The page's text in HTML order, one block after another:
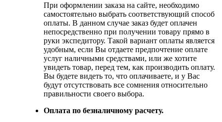
При оформлении заказа на сайте, необходимо
самостоятельно выбрать соответствующий способ
оплаты. В данном случае заказ будет оплачен
непосредственно при получении товару прямо в
руки экспедитору. Такой вариант оплаты является
удобным, если Вы отдаете предпочтение оплате
услуг наличными средствами, или же хотите
увидеть товар, перед тем, как производить оплату.
Вы будете видеть то, что оплачиваете, и у Вас
будут отсутствовать все сомнения относительно
правильности своего выбора.
Оплата по безналичному расчету.